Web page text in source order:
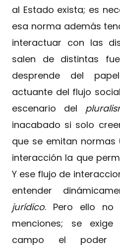
al Estado exista; es
esa norma además
interactuar con las
salen de distintas
desprende del
actuante del flujo
escenario del
inacabado si solo
que se emitan normas
interacción la que
Y ese flujo de
entender
jurídico. Pero ello no
menciones; se
campo el poder